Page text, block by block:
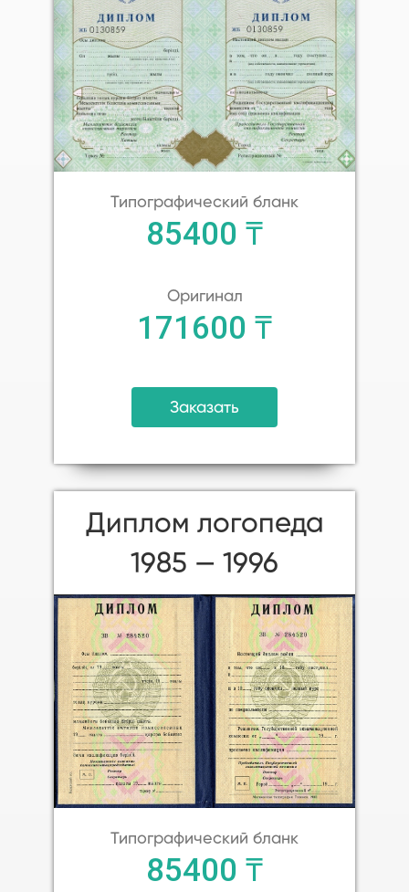
Типографический бланк
85400 ₸
Оригинал
171600 ₸
Заказать
Диплом логопеда
1985 — 1996
Типографический бланк
85400 ₸